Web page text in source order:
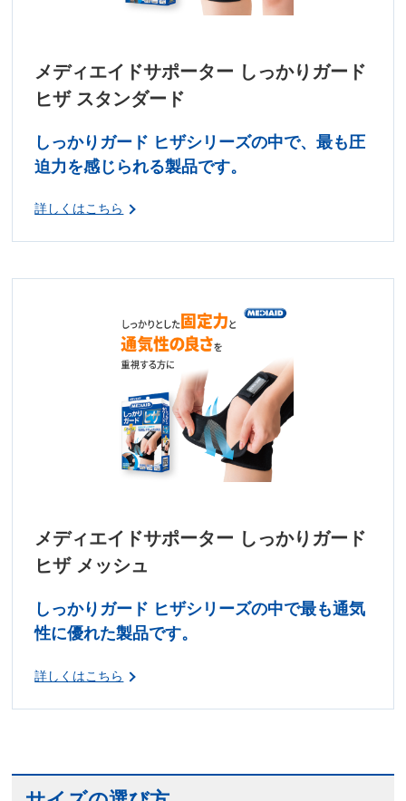
メディエイドサポーター しっかりガード
ヒザ スタンダード
しっかりガード ヒザシリーズの中で、最も圧
迫力を感じられる製品です。
詳しくはこちら
メディエイドサポーター しっかりガード
ヒザ メッシュ
しっかりガード ヒザシリーズの中で最も通気
性に優れた製品です。
詳しくはこちら